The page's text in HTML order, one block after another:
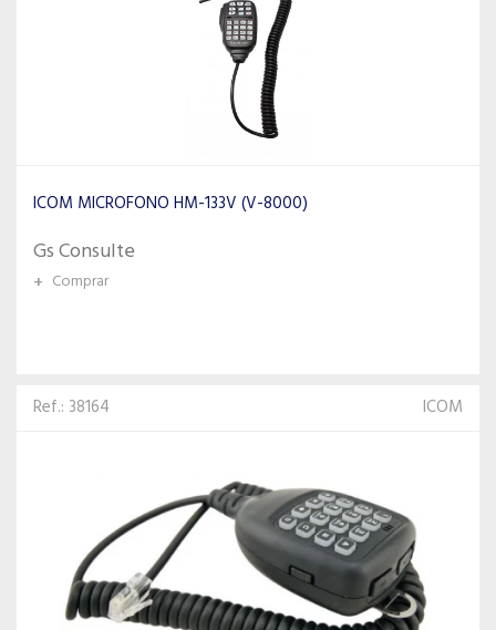
ICOM MICROFONO HM-133V (V-8000)
Gs Consulte
+ Comprar
Ref.: 38164 ICOM